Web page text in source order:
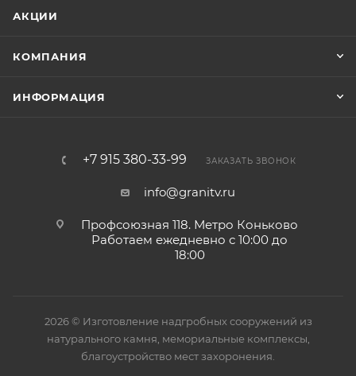
АКЦИИ
КОМПАНИЯ
ИНФОРМАЦИЯ
+7 915 380-33-99 ЗАКАЗАТЬ ЗВОНОК
info@granitv.ru
Профсоюзная 118. Метро Коньково
Работаем ежедневно с 10:00 до
18:00
2026 © Изготовление надгробных сооружений из
натурального камня, мемориальные комплексы,
благоустройство мест захоронения.